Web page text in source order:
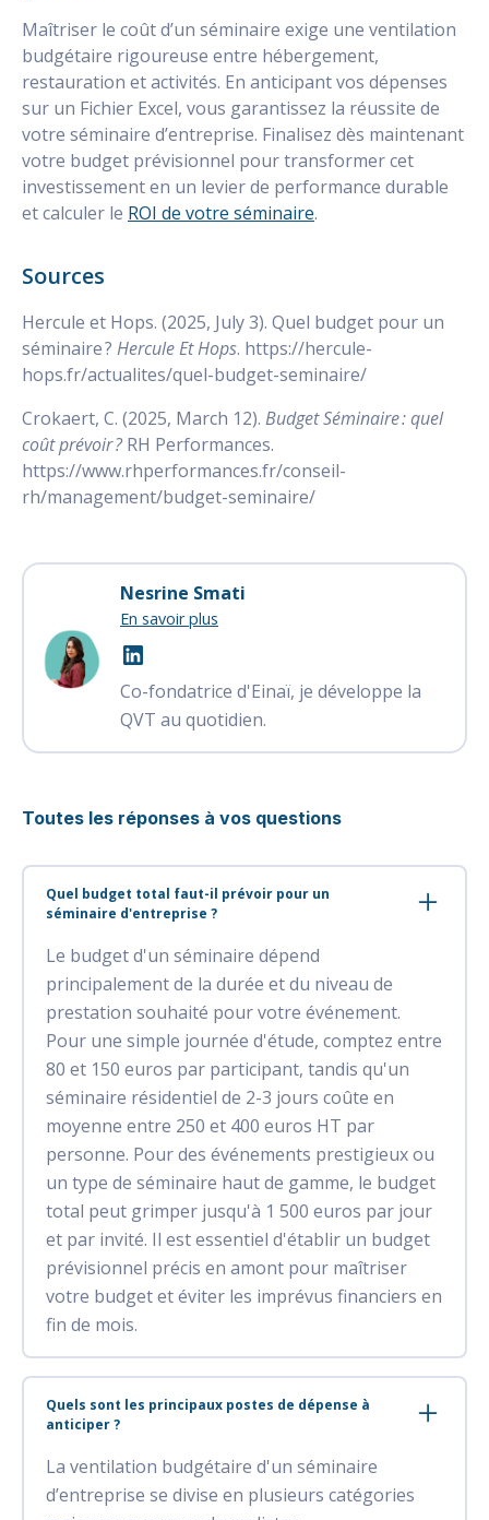
Maîtriser le coût d’un séminaire exige une ventilation
budgétaire rigoureuse entre hébergement,
restauration et activités. En anticipant vos dépenses
sur un Fichier Excel, vous garantissez la réussite de
votre séminaire d’entreprise. Finalisez dès maintenant
votre budget prévisionnel pour transformer cet
investissement en un levier de performance durable
et calculer le ROI de votre séminaire.
Sources
Hercule et Hops. (2025, July 3). Quel budget pour un
séminaire ? Hercule Et Hops. https://hercule-
hops.fr/actualites/quel-budget-seminaire/
Crokaert, C. (2025, March 12). Budget Séminaire : quel
coût prévoir ?RH Performances.
https://www.rhperformances.fr/conseil-
rh/management/budget-seminaire/
Nesrine Smati
Co-fondatrice d'Einaï, je développe la
QVT au quotidien.
En savoir plus
Toutes les réponses à vos questions
Quel budget total faut-il prévoir pour un
séminaire d'entreprise ?
Le budget d'un séminaire dépend
principalement de la durée et du niveau de
prestation souhaité pour votre événement.
Pour une simple journée d'étude, comptez entre
80 et 150 euros par participant, tandis qu'un
séminaire résidentiel de 2-3 jours coûte en
moyenne entre 250 et 400 euros HT par
personne. Pour des événements prestigieux ou
un type de séminaire haut de gamme, le budget
total peut grimper jusqu'à 1 500 euros par jour
et par invité. Il est essentiel d'établir un budget
prévisionnel précis en amont pour maîtriser
votre budget et éviter les imprévus financiers en
fin de mois.
Quels sont les principaux postes de dépense à
anticiper ?
La ventilation budgétaire d'un séminaire
d’entreprise se divise en plusieurs catégories